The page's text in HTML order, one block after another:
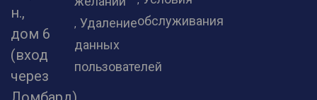
н.,
дом 6
(вход
через
Удаление
данных
пользователей
обслуживания